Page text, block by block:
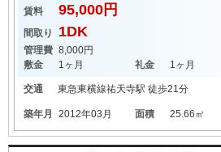
賃料 95,000円
間取り 1DK
管理費 8,000円
敷金
1ヶ月 礼金 1ヶ月
交通 東急東横線祐天寺駅 徒歩21分
築年月 2012年03月 面積 25.66㎡